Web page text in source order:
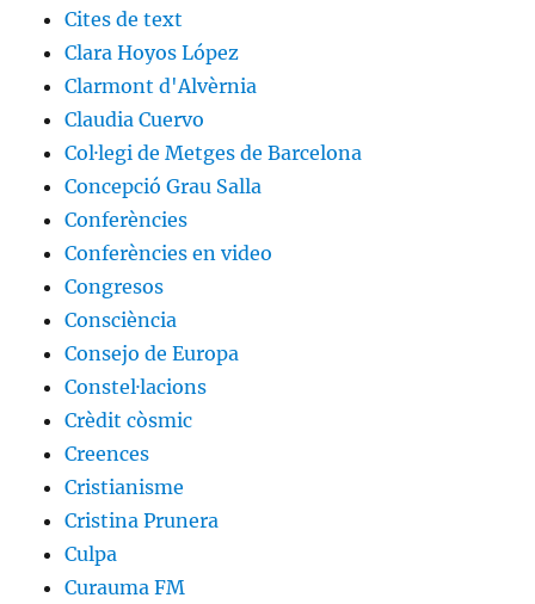
Cites de text
Clara Hoyos López
Clarmont d'Alvèrnia
Claudia Cuervo
Col·legi de Metges de Barcelona
Concepció Grau Salla
Conferències
Conferències en video
Congresos
Consciència
Consejo de Europa
Constel·lacions
Crèdit còsmic
Creences
Cristianisme
Cristina Prunera
Culpa
Curauma FM